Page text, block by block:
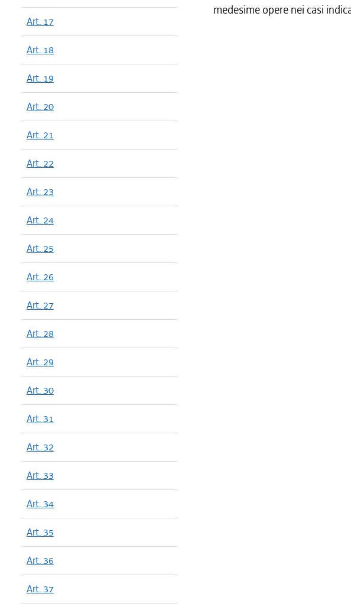
Art. 17
Art. 18
Art. 19
Art. 20
Art. 21
Art. 22
Art. 23
Art. 24
Art. 25
Art. 26
Art. 27
Art. 28
Art. 29
Art. 30
Art. 31
Art. 32
Art. 33
Art. 34
Art. 35
Art. 36
Art. 37
medesime opere nei casi